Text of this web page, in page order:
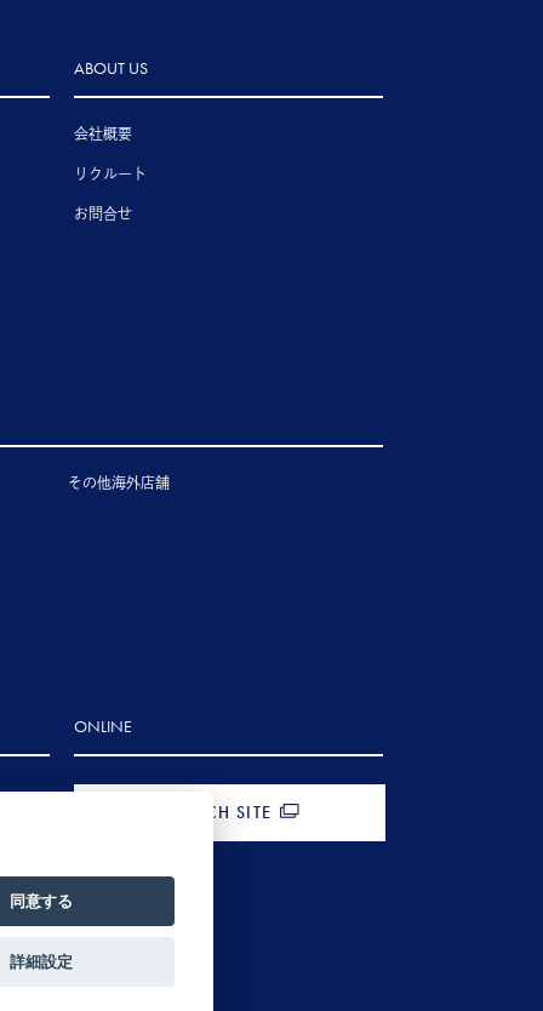
ABOUT US
会社概要
リクルート
お問合せ
その他海外店舗
ONLINE
FRENCH SITE
同意する
詳細設定